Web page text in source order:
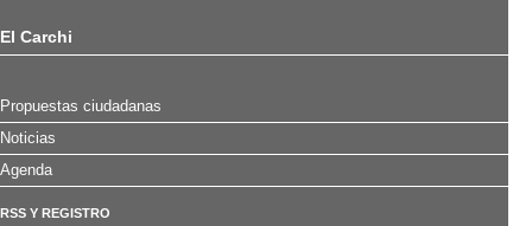
El Carchi
Propuestas ciudadanas
Noticias
Agenda
RSS Y REGISTRO